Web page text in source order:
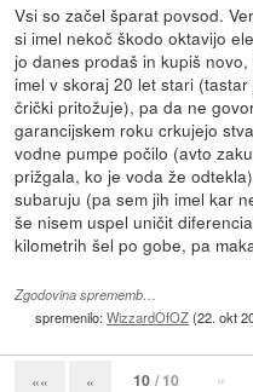
Vsi so začel šparat povsod.
si imel nekoč škodo oktavijo
jo danes prodaš in kupiš
imel v skoraj 20 let stari
črički pritožuje), pa da ne
garancijskem roku crkujejo
vodne pumpe počilo (avto
prižgala, ko je voda že
subaruju (pa sem jih imel kar
še nisem uspel uničit
kilometrih šel po gobe, pa
Zgodovina sprememb…
spremenilo:WizzardOfOZ(22. okt
«« « 10 / 10 »